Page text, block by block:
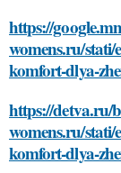
https://
womens.ru/stati/
komfort-dlya-
https://detva.ru/
womens.ru/stati/
komfort-dlya-